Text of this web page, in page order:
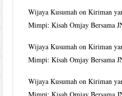
Wijaya Kusumah onKiriman
Mimpi: Kisah Omjay Bersama
Wijaya Kusumah onKiriman
Mimpi: Kisah Omjay Bersama
Wijaya Kusumah onKiriman